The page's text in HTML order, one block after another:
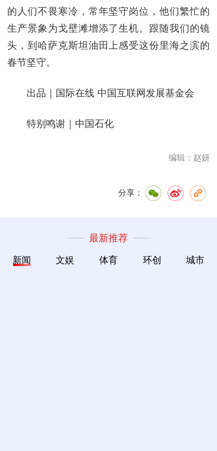
的人们不畏寒冷，常年坚守岗位，他们繁忙的
生产景象为戈壁滩增添了生机。跟随我们的镜
头，到哈萨克斯坦油田上感受这份里海之滨的
春节坚守。
出品｜国际在线 中国互联网发展基金会
特别鸣谢｜中国石化
编辑：赵妍
分享：
最新推荐
新闻 文娱 体育 环创 城市